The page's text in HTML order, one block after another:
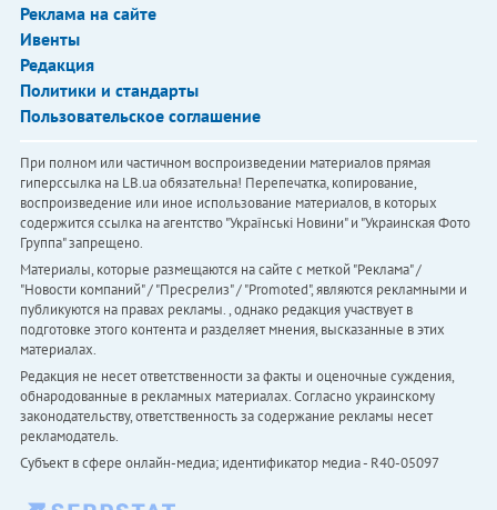
Реклама на сайте
Ивенты
Редакция
Политики и стандарты
Пользовательское соглашение
При полном или частичном воспроизведении материалов прямая
гиперссылка на LB.ua обязательна! Перепечатка, копирование,
воспроизведение или иное использование материалов, в которых
содержится ссылка на агентство "Українськi Новини" и "Украинская Фото
Группа" запрещено.
Материалы, которые размещаются на сайте с меткой "Реклама" /
"Новости компаний" / "Пресрелиз" / "Promoted", являются рекламными и
публикуются на правах рекламы. , однако редакция участвует в
подготовке этого контента и разделяет мнения, высказанные в этих
материалах.
Редакция не несет ответственности за факты и оценочные суждения,
обнародованные в рекламных материалах. Согласно украинскому
законодательству, ответственность за содержание рекламы несет
рекламодатель.
Субъект в сфере онлайн-медиа; идентификатор медиа - R40-05097